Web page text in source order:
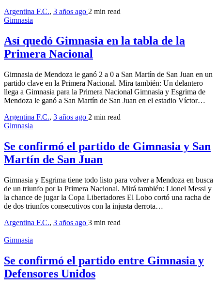
Argentina F.C., 3 años ago 2 min read
Gimnasia
Así quedó Gimnasia en la tabla de la
Primera Nacional
Gimnasia de Mendoza le ganó 2 a 0 a San Martín de San Juan en un
partido clave en la Primera Nacional. Mira también: Un delantero
llega a Gimnasia para la Primera Nacional Gimnasia y Esgrima de
Mendoza le ganó a San Martín de San Juan en el estadio Víctor…
Argentina F.C., 3 años ago 2 min read
Gimnasia
Se confirmó el partido de Gimnasia y San
Martín de San Juan
Gimnasia y Esgrima tiene todo listo para volver a Mendoza en busca
de un triunfo por la Primera Nacional. Mirá también: Lionel Messi y
la chance de jugar la Copa Libertadores El Lobo cortó una racha de
de dos triunfos consecutivos con la injusta derrota…
Argentina F.C., 3 años ago 3 min read
Gimnasia
Se confirmó el partido entre Gimnasia y
Defensores Unidos